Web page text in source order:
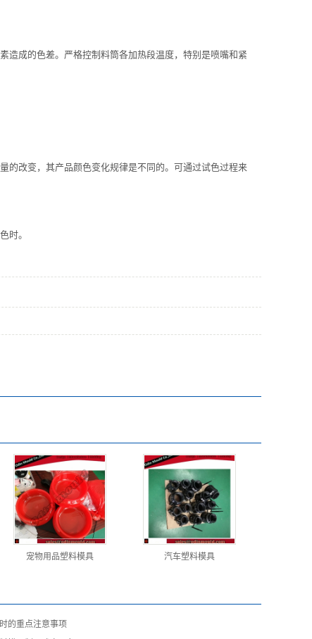
造成的色差。严格控制料筒各加热段温度，特别是喷嘴和紧
的改变，其产品颜色变化规律是不同的。可通过试色过程来
时。
宠物用品塑料模具 汽车塑料模具
的重点注意事项